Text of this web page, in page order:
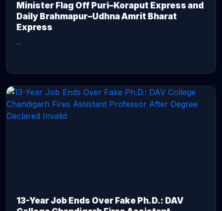
Minister Flag Off Puri–Koraput Express and
Daily Brahmapur–Udhna Amrit Bharat
Express
...
13-Year Job Ends Over Fake Ph.D.: DAV